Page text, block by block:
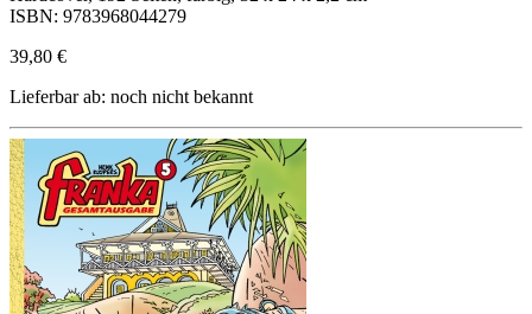
ISBN: 9783968044279
39,80 €
Lieferbar ab: noch nicht bekannt